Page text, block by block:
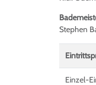
Stephen
Einzel-